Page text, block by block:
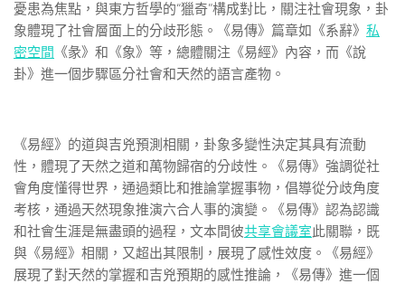
憂患為焦點，與東方哲學的“獵奇”構成對比，關注社會現象，卦
象體現了社會層面上的分歧形態。《易傳》篇章如《系辭》 私
密空間 《彖》和《象》等，總體關注《易經》內容，而《說
卦》進一個步驟區分社會和天然的語言產物。
《易經》的道與吉兇預測相關，卦象多變性決定其具有流動
性，體現了天然之道和萬物歸宿的分歧性。《易傳》強調從社
會角度懂得世界，通過類比和推論掌握事物，倡導從分歧角度
考核，通過天然現象推演六合人事的演變。《易傳》認為認識
和社會生涯是無盡頭的過程，文本間彼共享會議室此關聯，既
與《易經》相關，又超出其限制，展現了感性效度。《易經》
展現了對天然的掌握和吉兇預期的感性推論，《易傳》進一個